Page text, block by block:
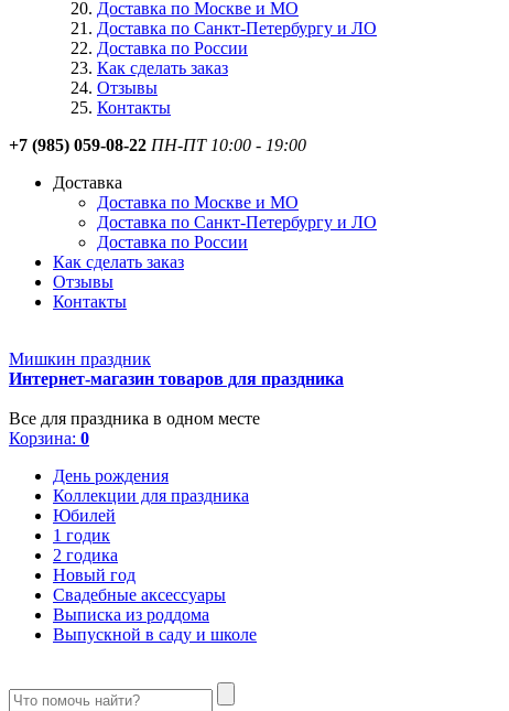
Доставка по Москве и МО
Доставка по Санкт-Петербургу и ЛО
Доставка по России
Как сделать заказ
Отзывы
Контакты
+7 (985) 059-08-22 ПН-ПТ 10:00 - 19:00
Доставка
Доставка по Москве и МО
Доставка по Санкт-Петербургу и ЛО
Доставка по России
Как сделать заказ
Отзывы
Контакты
Мишкин праздник
Интернет-магазин товаров для праздника
Все для праздника в одном месте
Корзина: 0
День рождения
Коллекции для праздника
Юбилей
1 годик
2 годика
Новый год
Свадебные аксессуары
Выписка из роддома
Выпускной в саду и школе